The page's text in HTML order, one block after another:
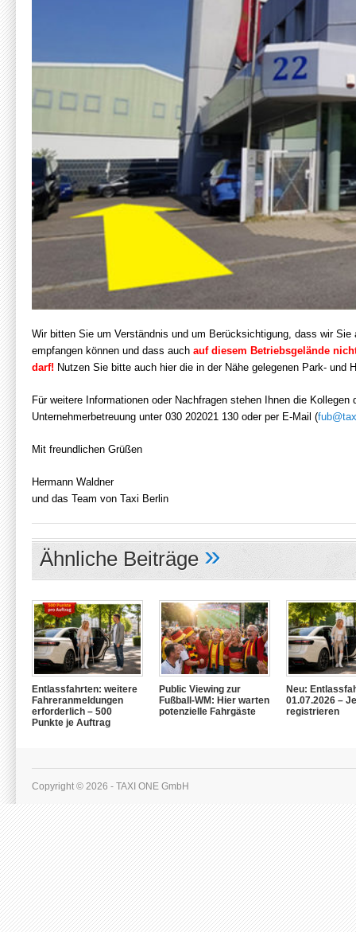
Wir bitten Sie um Verständnis und um Berücksichtigung, dass wir
empfangen können und dass auch auf diesem Betriebsgelände
darf! Nutzen Sie bitte auch hier die in der Nähe gelegenen Park- und
Für weitere Informationen oder Nachfragen stehen Ihnen die Kollegen
Unternehmerbetreuung unter 030 202021 130 oder per E-Mail (
Mit freundlichen Grüßen
Hermann Waldner
und das Team von Taxi Berlin
Ähnliche Beiträge »
Entlassfahrten: weitere
Fahreranmeldungen
erforderlich – 500
Punkte je Auftrag
Public Viewing zur
Fußball-WM: Hier warten
potenzielle Fahrgäste
Neu:
01.07.2026 –
registrieren
Copyright © 2026 - TAXI ONE GmbH